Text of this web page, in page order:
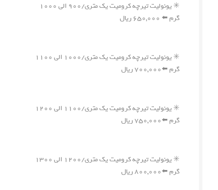
✳️ یونولیت تیرچه کرومیت یک متری/۹۰۰ الی ۱۰۰۰
گرم ⬅️ ۶۵۰,۰۰۰ ریال
✳️ یونولیت تیرچه کرومیت یک متری/۱۰۰۰ الی ۱۱۰۰
گرم ⬅️۷۰۰,۰۰۰ ریال
✳️ یونولیت تیرچه کرومیت یک متری/۱۱۰۰ الی ۱۲۰۰
گرم ⬅️۷۵۰,۰۰۰ ریال
✳️ یونولیت تیرچه کرومیت یک متری/۱۲۰۰ الی ۱۳۰۰
گرم ⬅️۸۰۰,۰۰۰ ریال